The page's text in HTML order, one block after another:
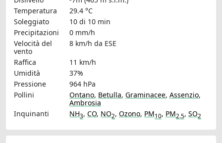
Temperatura
29.4 °C
Soleggiato
10 di 10 min
Precipitazioni
0 mm/h
Velocità del
vento
8 km/h da ESE
Raffica
11 km/h
Umidità
37%
Pressione
964 hPa
Pollini
Ontano, Betulla, Graminacee, Assenzio,
Ambrosia
Inquinanti
NH3, CO, NO2, Ozono, PM10, PM2.5, SO2